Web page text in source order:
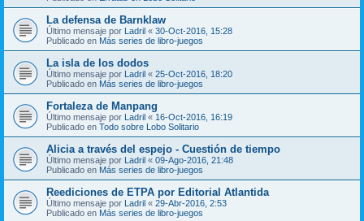
La defensa de Barnklaw
Último mensaje por Ladril « 30-Oct-2016, 15:28
Publicado en Más series de libro-juegos
La isla de los dodos
Último mensaje por Ladril « 25-Oct-2016, 18:20
Publicado en Más series de libro-juegos
Fortaleza de Manpang
Último mensaje por Ladril « 16-Oct-2016, 16:19
Publicado en Todo sobre Lobo Solitario
Alicia a través del espejo - Cuestión de tiempo
Último mensaje por Ladril « 09-Ago-2016, 21:48
Publicado en Más series de libro-juegos
Reediciones de ETPA por Editorial Atlantida
Último mensaje por Ladril « 29-Abr-2016, 2:53
Publicado en Más series de libro-juegos